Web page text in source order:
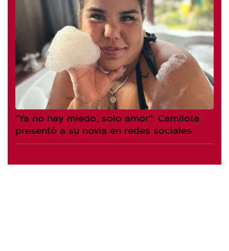
"Ya no hay miedo, solo amor": Camilota
presentó a su novia en redes sociales